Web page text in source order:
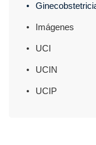
Imágenes
UCI
UCIN
UCIP